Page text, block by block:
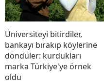
Üniversiteyi bitirdiler,
bankayı bırakıp köylerine
döndüler: kurdukları
marka Türkiye'ye örnek
oldu